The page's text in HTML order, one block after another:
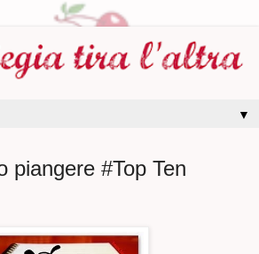
▼
piangere #Top Ten